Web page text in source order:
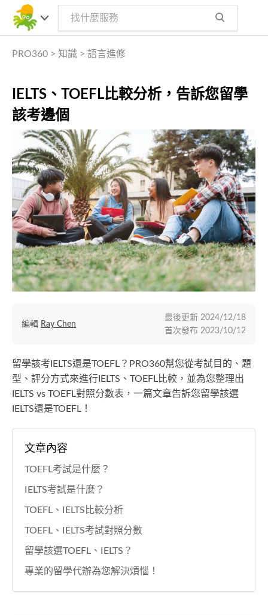
PRO360 > 知識 > 語言進修
IELTS、TOEFL比較分析，告訴您留學
該考邊個
留學該考IELTS還是TOEFL？PRO360幫您從考試目的、題
型、評分方式來進行IELTS、TOEFL比較，並為您整理出
IELTS vs TOEFL對照分數表，一篇文章告訴您留學該選
IELTS還是TOEFL！
編輯 Ray Chen
最後更新 2024/12/18
首次發布 2023/10/12
文章內容
TOEFL考試是什麼？
IELTS考試是什麼？
TOEFL、IELTS比較分析
TOEFL、IELTS考試對照分數
留學該選TOEFL、IELTS？
專業的留學代辦為您解決煩惱！